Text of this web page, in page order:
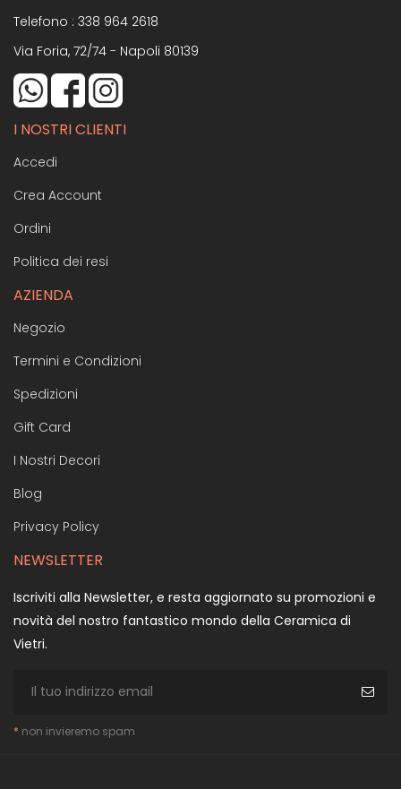
Telefono : 338 964 2618
Via Foria, 72/74 - Napoli 80139
I NOSTRI CLIENTI
Accedi
Crea Account
Ordini
Politica dei resi
AZIENDA
Negozio
Termini e Condizioni
Spedizioni
Gift Card
I Nostri Decori
Blog
Privacy Policy
NEWSLETTER
Iscriviti alla Newsletter, e resta aggiornato su promozioni e
novità del nostro fantastico mondo della Ceramica di
Vietri.
* non invieremo spam